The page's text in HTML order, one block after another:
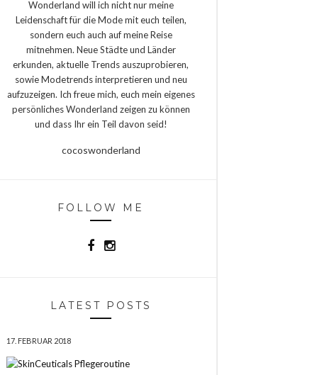
Wonderland will ich nicht nur meine
Leidenschaft für die Mode mit euch teilen,
sondern euch auch auf meine Reise
mitnehmen. Neue Städte und Länder
erkunden, aktuelle Trends auszuprobieren,
sowie Modetrends interpretieren und neu
aufzuzeigen. Ich freue mich, euch mein eigenes
persönliches Wonderland zeigen zu können
und dass Ihr ein Teil davon seid!
cocoswonderland
FOLLOW ME
LATEST POSTS
17. FEBRUAR 2018